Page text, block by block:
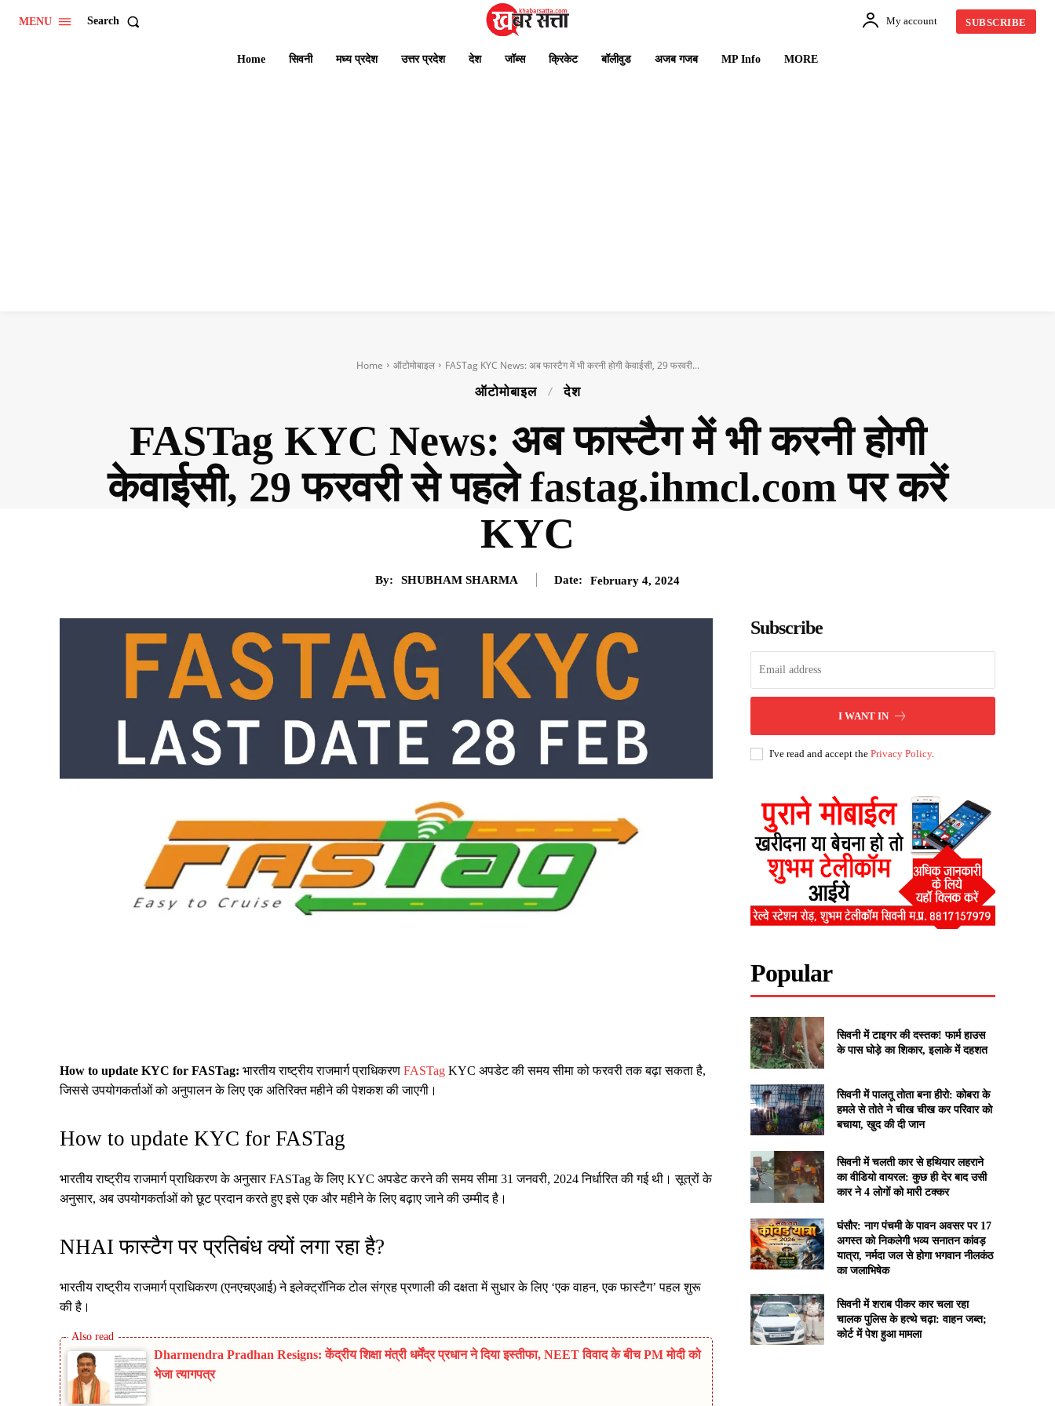
MENU Search My account SUBSCRIBE
Home सिवनी मध्य प्रदेश उत्तर प्रदेश देश जॉब्स क्रिकेट बॉलीवुड अजब गजब MP Info MORE
Home ऑटोमोबाइल FASTag KYC News: अब फास्टैग में भी करनी होगी केवाईसी, 29 फरवरी...
ऑटोमोबाइल देश
FASTag KYC News: अब फास्टैग में भी करनी होगी
केवाईसी, 29 फरवरी से पहले fastag.ihmcl.com पर करें
KYC
By: SHUBHAM SHARMA Date: February 4, 2024
How to update KYC for FASTag: भारतीय राष्ट्रीय राजमार्ग प्राधिकरण FASTag KYC अपडेट की समय सीमा को फरवरी तक बढ़ा सकता है,
जिससे उपयोगकर्ताओं को अनुपालन के लिए एक अतिरिक्त महीने की पेशकश की जाएगी।
How to update KYC for FASTag
भारतीय राष्ट्रीय राजमार्ग प्राधिकरण के अनुसार FASTag के लिए KYC अपडेट करने की समय सीमा 31 जनवरी, 2024 निर्धारित की गई थी। सूत्रों के
अनुसार, अब उपयोगकर्ताओं को छूट प्रदान करते हुए इसे एक और महीने के लिए बढ़ाए जाने की उम्मीद है।
NHAI फास्टैग पर प्रतिबंध क्यों लगा रहा है?
भारतीय राष्ट्रीय राजमार्ग प्राधिकरण (एनएचएआई) ने इलेक्ट्रॉनिक टोल संग्रह प्रणाली की दक्षता में सुधार के लिए ‘एक वाहन, एक फास्टैग’ पहल शुरू
की है।
Dharmendra Pradhan Resigns: केंद्रीय शिक्षा मंत्री धर्मेंद्र प्रधान ने दिया इस्तीफा, NEET विवाद के बीच PM मोदी को
भेजा त्यागपत्र
Subscribe
I WANT IN
I've read and accept thePrivacy Policy.
Popular
सिवनी में टाइगर की दस्तक! फार्म हाउस
के पास घोड़े का शिकार, इलाके में दहशत
सिवनी में पालतू तोता बना हीरो: कोबरा के
हमले से तोते ने चीख चीख कर परिवार को
बचाया, खुद की दी जान
सिवनी में चलती कार से हथियार लहराने
का वीडियो वायरल: कुछ ही देर बाद उसी
कार ने 4 लोगों को मारी टक्कर
घंसौर: नाग पंचमी के पावन अवसर पर 17
अगस्त को निकलेगी भव्य सनातन कांवड़
यात्रा, नर्मदा जल से होगा भगवान नीलकंठ
का जलाभिषेक
सिवनी में शराब पीकर कार चला रहा
चालक पुलिस के हत्थे चढ़ा: वाहन जब्त;
कोर्ट में पेश हुआ मामला